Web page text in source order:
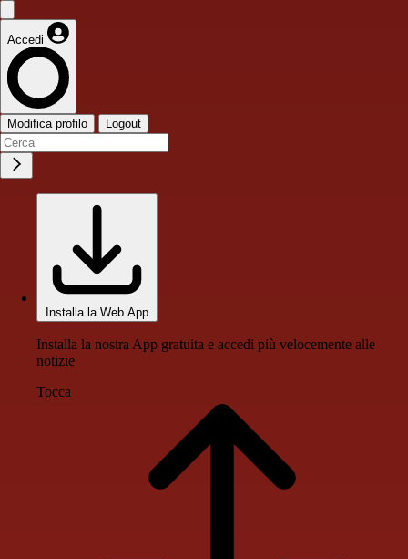
Accedi
Modifica profilo Logout
Installa la Web App
Installa la nostra App gratuita e accedi più velocemente alle
notizie
Tocca